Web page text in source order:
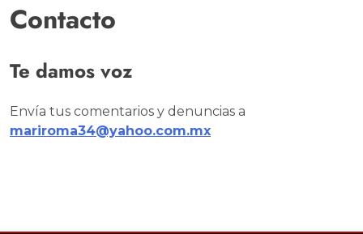
Contacto
Te damos voz
Envía tus comentarios y denuncias a
mariroma34@yahoo.com.mx